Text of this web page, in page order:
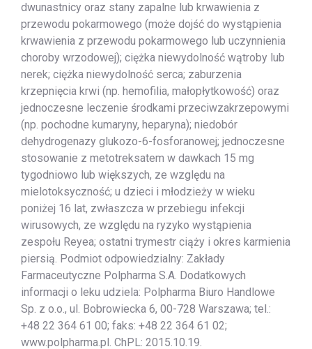
dwunastnicy oraz stany zapalne lub krwawienia z
przewodu pokarmowego (może dojść do wystąpienia
krwawienia z przewodu pokarmowego lub uczynnienia
choroby wrzodowej); ciężka niewydolność wątroby lub
nerek; ciężka niewydolność serca; zaburzenia
krzepnięcia krwi (np. hemofilia, małopłytkowość) oraz
jednoczesne leczenie środkami przeciwzakrzepowymi
(np. pochodne kumaryny, heparyna); niedobór
dehydrogenazy glukozo-6-fosforanowej; jednoczesne
stosowanie z metotreksatem w dawkach 15 mg
tygodniowo lub większych, ze względu na
mielotoksyczność; u dzieci i młodzieży w wieku
poniżej 16 lat, zwłaszcza w przebiegu infekcji
wirusowych, ze względu na ryzyko wystąpienia
zespołu Reyea; ostatni trymestr ciąży i okres karmienia
piersią. Podmiot odpowiedzialny: Zakłady
Farmaceutyczne Polpharma S.A. Dodatkowych
informacji o leku udziela: Polpharma Biuro Handlowe
Sp. z o.o., ul. Bobrowiecka 6, 00-728 Warszawa; tel.:
+48 22 364 61 00; faks: +48 22 364 61 02;
www.polpharma.pl. ChPL: 2015.10.19.